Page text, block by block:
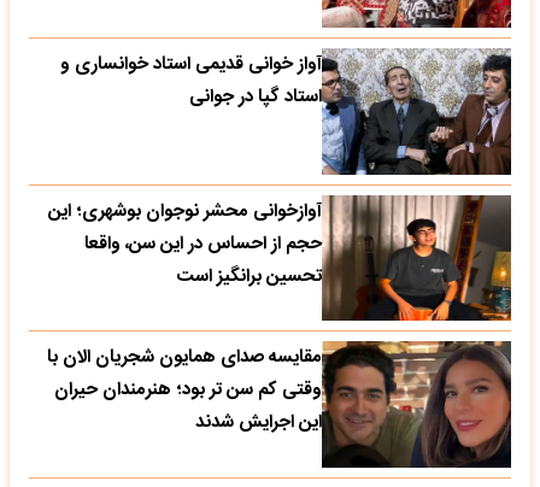
آواز خوانی قدیمی استاد خوانساری و
استاد گپا در جوانی
آوازخوانی محشر نوجوان بوشهری؛ این
حجم از احساس در این سن، واقعا
تحسین‌ برانگیز است
مقایسه صدای همایون شجریان الان با
وقتی کم سن تر بود؛ هنرمندان حیران
این اجرایش شدند